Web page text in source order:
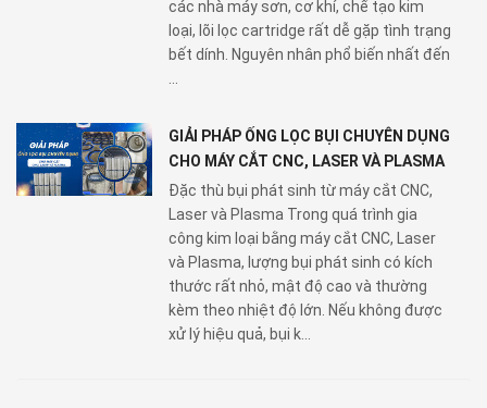
các nhà máy sơn, cơ khí, chế tạo kim
loại, lõi lọc cartridge rất dễ gặp tình trạng
bết dính. Nguyên nhân phổ biến nhất đến
GIẢI PHÁP ỐNG LỌC BỤI CHUYÊN DỤNG
CHO MÁY CẮT CNC, LASER VÀ PLASMA
Đặc thù bụi phát sinh từ máy cắt CNC,
Laser và Plasma Trong quá trình gia
công kim loại bằng máy cắt CNC, Laser
và Plasma, lượng bụi phát sinh có kích
thước rất nhỏ, mật độ cao và thường
kèm theo nhiệt độ lớn. Nếu không được
xử lý hiệu quả, bụi k...